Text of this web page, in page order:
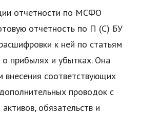
отчетности по МСФО
отчетность по П (С) БУ
к ней по статьям
прибылях и убытках. Она
внесения соответствующих
проводок с
обязательств и